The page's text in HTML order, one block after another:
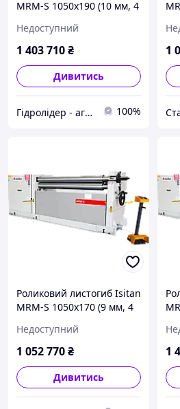
MRM-S 1050x190 (10 мм, 4
Недоступний
1 403 710₴
Дивитись
Гідролідер - агротехніка, промислове та будівельне обладнання 100%
1
Роликовий листогиб Isitan
MRM-S 1050x170 (9 мм, 4
Недоступний
1 052 770₴
Дивитись
1